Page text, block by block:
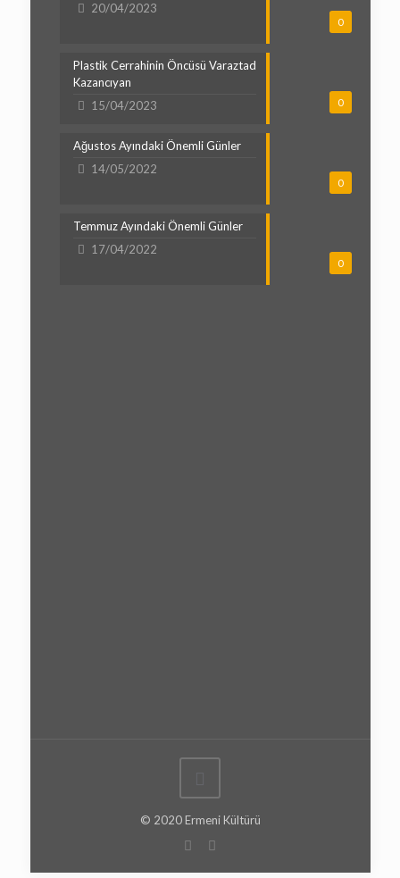
0
20/04/2023
0
Plastik Cerrahinin Öncüsü Varaztad
Kazancıyan
15/04/2023
0
Ağustos Ayındaki Önemli Günler
14/05/2022
0
Temmuz Ayındaki Önemli Günler
17/04/2022
© 2020 Ermeni Kültürü